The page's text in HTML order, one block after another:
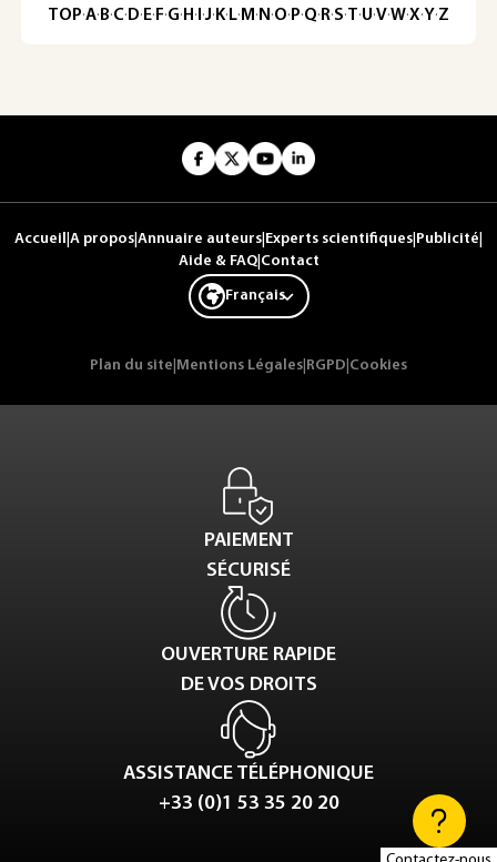
TOP·A·B·C· D· E· F·G· H · ·J· K· L· M · N ·O· P·Q· R·S·T·U·V·W·X·Y·Z
Accueil A propos Annuaire auteurs Experts scientifiques Publicité
Aide & FAQ| Contact
Français
Plan du site Mentions Légales RGPD Cookies
PAIEMENT
SÉCURISÉ
OUVERTURE RAPIDE
DE VOS DROITS
ASSISTANCE TÉLÉPHONIQUE
+33 (0)1 53 35 20 20